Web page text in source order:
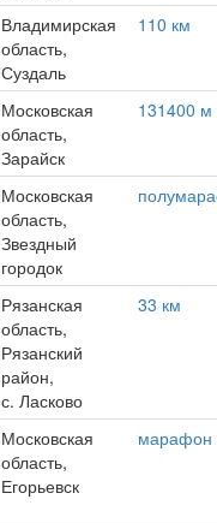
Владимирская
область,
Суздаль
110 км
Московская
область,
Зарайск
131400 м
Московская
область,
Звездный
городок
Рязанская
область,
Рязанский
район,
с. Ласково
33 км
Московская
область,
Егорьевск
марафон